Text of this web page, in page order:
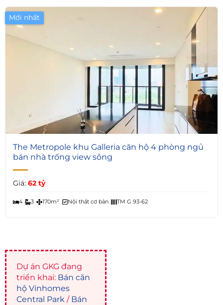
Mới nhất
5
The Metropole khu Galleria căn hộ 4 phòng ngủ
bán nhà trống view sông
Giá: 62 tỷ
4 3 170m² Nội thất cơ bản TM G 93-62
Dự án GKG đang
triển khai: Bán căn
hộ Vinhomes
Central Park / Bán